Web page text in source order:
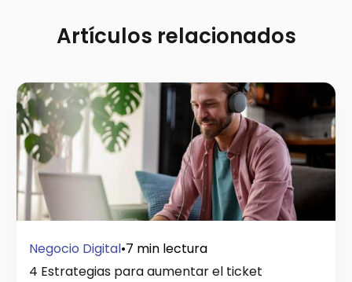
Artículos relacionados
Negocio Digital•7 min lectura
4 Estrategias para aumentar el ticket